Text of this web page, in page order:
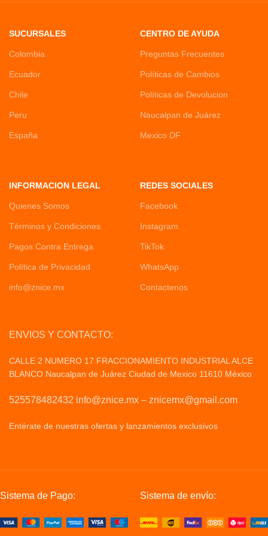
SUCURSALES
Colombia
Ecuador
Chile
Peru
España
CENTRO DE AYUDA
Preguntas Frecuentes
Políticas de Cambios
Políticas de Devolucion
Naucalpan de Juárez
Mexico DF
INFORMACION LEGAL
Quienes Somos
Términos y Condiciones
Pagos Contra Entrega
Política de Privacidad
info@znice.mx
REDES SOCIALES
Facebook
Instagram
TikTok
WhatsApp
Contactenos
ENVIOS Y CONTACTO:
CALLE 2 NUMERO 17 FRACCIONAMIENTO INDUSTRIAL ALCE
BLANCO Naucalpan de Juárez Ciudad de Mexico 11610 México
525578482432 info@znice.mx – znicemx@gmail.com
Entérate de nuestras ofertas y lanzamientos exclusivos
Sistema de Pago: Sistema de envío: